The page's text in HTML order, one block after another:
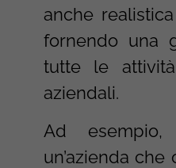
anche
fornendo una
tutte le
aziendali.
Ad
un’azienda